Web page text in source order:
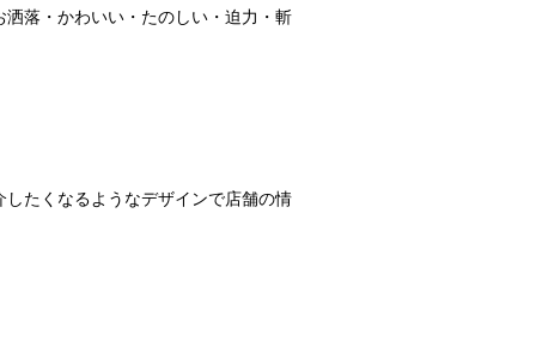
落・かわいい・たのしい・迫力・斬
たくなるようなデザインで店舗の情